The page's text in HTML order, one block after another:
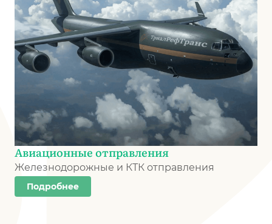
Авиационные отправления
Железнодорожные и КТК отправления
Подробнее